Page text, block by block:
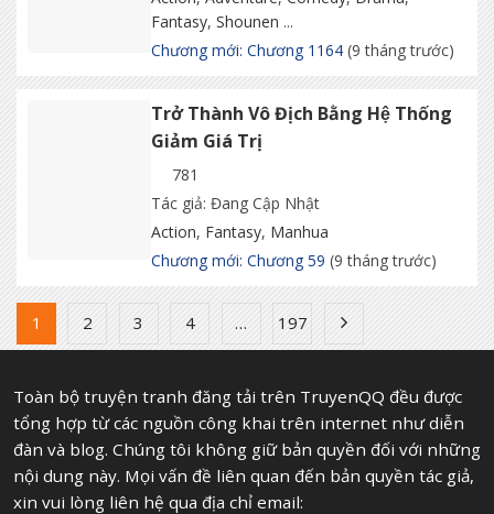
Fantasy, Shounen ...
Chương mới: Chương 1164 (9 tháng trước)
Trở Thành Vô Địch Bằng Hệ Thống
Giảm Giá Trị
781
Tác giả: Đang Cập Nhật
Action, Fantasy, Manhua
Chương mới: Chương 59 (9 tháng trước)
1 2 3 4 … 197
Toàn bộ truyện tranh đăng tải trên TruyenQQ đều được
tổng hợp từ các nguồn công khai trên internet như diễn
đàn và blog. Chúng tôi không giữ bản quyền đối với những
nội dung này. Mọi vấn đề liên quan đến bản quyền tác giả,
xin vui lòng liên hệ qua địa chỉ email: